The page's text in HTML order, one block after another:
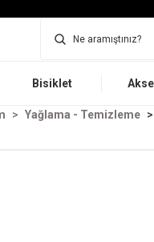
Bisiklet
Yağlama - Temizleme